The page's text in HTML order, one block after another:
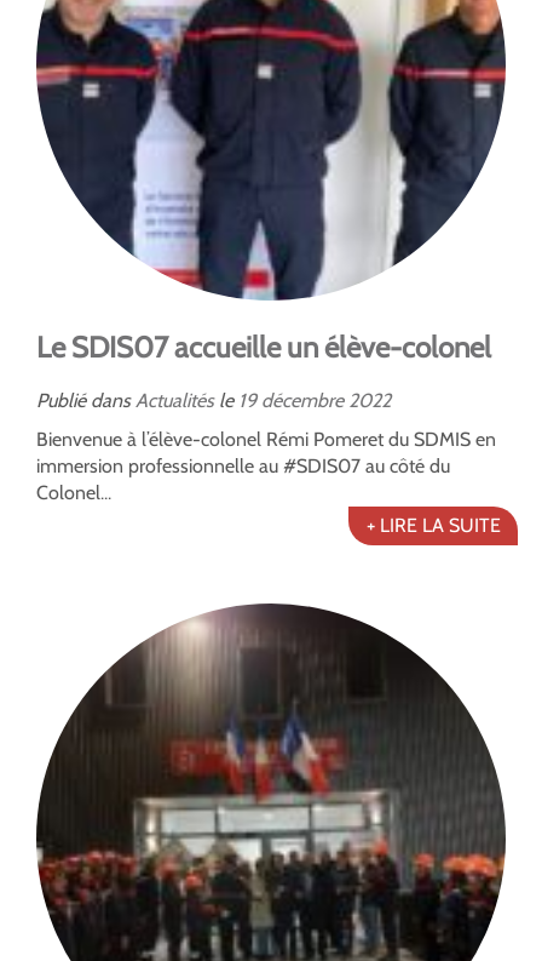
Le SDIS07 accueille un élève-colonel
Publié dans Actualitésle 19 décembre 2022
Bienvenue à l’élève-colonel Rémi Pomeret du SDMIS en
immersion professionnelle au #SDIS07 au côté du
Colonel...
+ LIRE LA SUITE